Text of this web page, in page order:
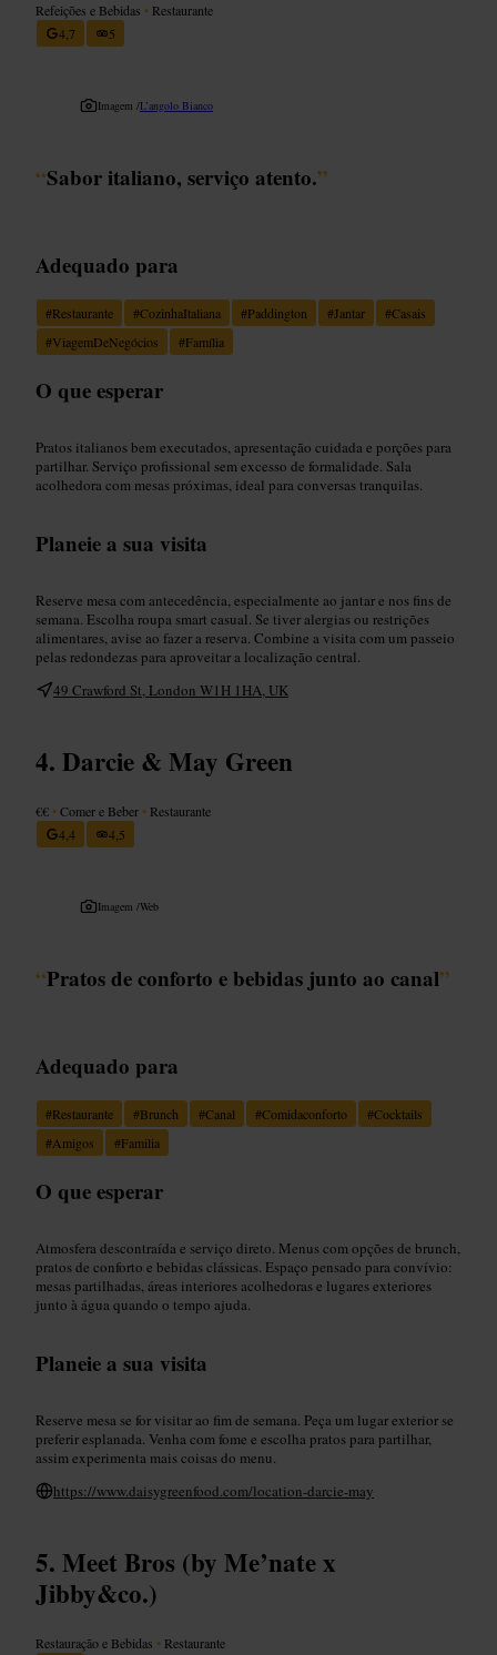
Refeições e Bebidas • Restaurante
4,7
5
Imagem /L’angolo Bianco
“Sabor italiano, serviço atento.”
Adequado para
#Restaurante #CozinhaItaliana #Paddington #Jantar #Casais
#ViagemDeNegócios #Família
O que esperar
Pratos italianos bem executados, apresentação cuidada e porções para
partilhar. Serviço profissional sem excesso de formalidade. Sala
acolhedora com mesas próximas, ideal para conversas tranquilas.
Planeie a sua visita
Reserve mesa com antecedência, especialmente ao jantar e nos fins de
semana. Escolha roupa smart casual. Se tiver alergias ou restrições
alimentares, avise ao fazer a reserva. Combine a visita com um passeio
pelas redondezas para aproveitar a localização central.
49 Crawford St, London W1H 1HA, UK
Darcie & May Green
€€ •Comer e Beber • Restaurante
4,4
4,5
Imagem /Web
“Pratos de conforto e bebidas junto ao canal”
Adequado para
#Restaurante #Brunch #Canal #Comidaconforto #Cocktails
#Amigos #Familia
O que esperar
Atmosfera descontraída e serviço direto. Menus com opções de brunch,
pratos de conforto e bebidas clássicas. Espaço pensado para convívio:
mesas partilhadas, áreas interiores acolhedoras e lugares exteriores
junto à água quando o tempo ajuda.
Planeie a sua visita
Reserve mesa se for visitar ao fim de semana. Peça um lugar exterior se
preferir esplanada. Venha com fome e escolha pratos para partilhar,
assim experimenta mais coisas do menu.
https://www.daisygreenfood.com/location-darcie-may
Meet Bros (by Me’nate x
Jibby&co.)
Restauração e Bebidas • Restaurante